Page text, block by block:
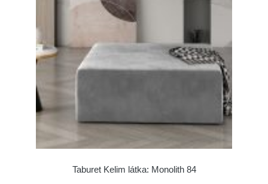
Taburet Kelim látka: Monolith 84